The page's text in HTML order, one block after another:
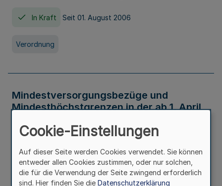
In Kraft Seit 01. August 2006
Verordnung
Mindestversorgungsbezüge und
Mindesthöchstgrenzen in der ab 1. April
Verwaltungsvorschrift
Cookie-Einstellungen
Auf dieser Seite werden Cookies verwendet. Sie können
entweder allen Cookies zustimmen, oder nur solchen,
die für die Verwendung der Seite zwingend erforderlich
sind. Hier finden Sie die Datenschutzerklärung